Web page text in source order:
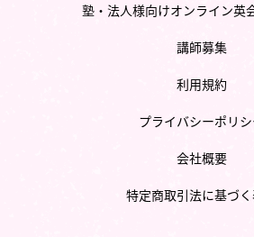
塾・法人様向けオンライン英
講師募集
利用規約
プライバシーポリ
会社概要
特定商取引法に基づ